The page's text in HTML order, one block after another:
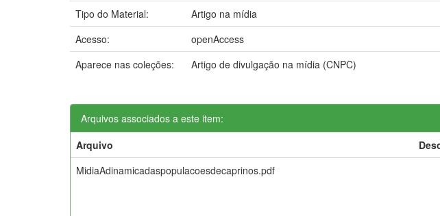
Tipo do Material:
Artigo na mídia
Acesso:
openAccess
Aparece nas coleções:
Artigo de divulgação na mídia (CNPC)
Arquivos associados a este item:
Arquivo
MidiaAdinamicadaspopulacoesdecaprinos.pdf